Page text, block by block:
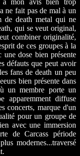
ne fait pas de mal à un
de death metal qui ne
qui se veut original,
combiner originalité,
de ces groupes à la
dose bien présente
défauts que peut avoir
fans de death un peu
bien présente dans
un membre porte un
apparemment diffuse
concerts, marque d'un
pour un groupe de
avec une immersion
de Carcass période
modernes...traversé